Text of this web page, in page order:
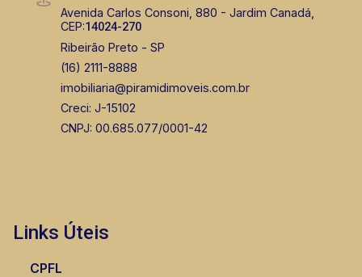
Avenida Carlos Consoni, 880 - Jardim Canadá,
CEP:14024-270
Ribeirão Preto - SP
(16) 2111-8888
imobiliaria@piramidimoveis.com.br
Creci: J-15102
CNPJ: 00.685.077/0001-42
Links Úteis
CPFL